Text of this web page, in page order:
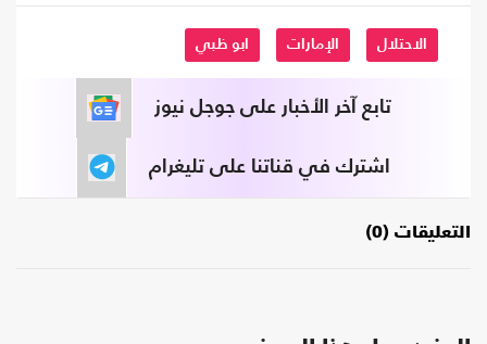
الاحتلال الإمارات ابو ظبي
تابع آخر الأخبار على جوجل نيوز
اشترك في قناتنا على تليغرام
التعليقات (0)